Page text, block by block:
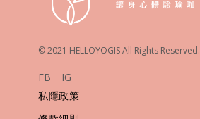
© 2021 HELLOYOGIS All Rights Reserved.
FB
IG
私隱政策